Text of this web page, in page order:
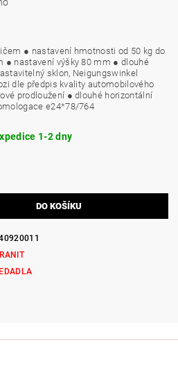
● nastavení hmotnosti od 50 kg do
● nastavení výšky 80 mm ● dlouhé
sklon, Neigungswinkel
dle předpis kvality automobilového
prodloužení ● dlouhé horizontální
e24*78/764
1-2 dny